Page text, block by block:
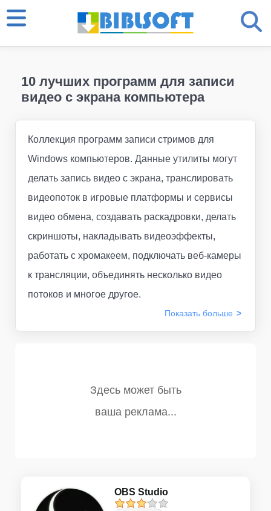
10 лучших программ для записи
видео с экрана компьютера
Коллекция программ записи стримов для
Windows компьютеров. Данные утилиты могут
делать запись видео с экрана, транслировать
видеопоток в игровые платформы и сервисы
видео обмена, создавать раскадровки, делать
скриншоты, накладывать видеоэффекты,
работать с хромакеем, подключать веб-камеры
к трансляции, объединять несколько видео
потоков и многое другое.
Показать больше
OBS Studio